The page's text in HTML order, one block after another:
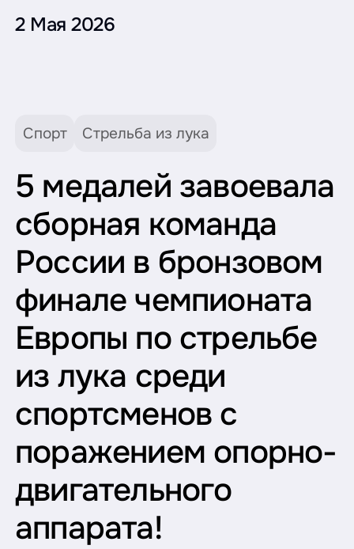
2 Мая 2026
Спорт Стрельба из лука
5 медалей завоевала
сборная команда
России в бронзовом
финале чемпионата
Европы по стрельбе
из лука среди
спортсменов с
поражением опорно-
двигательного
аппарата!